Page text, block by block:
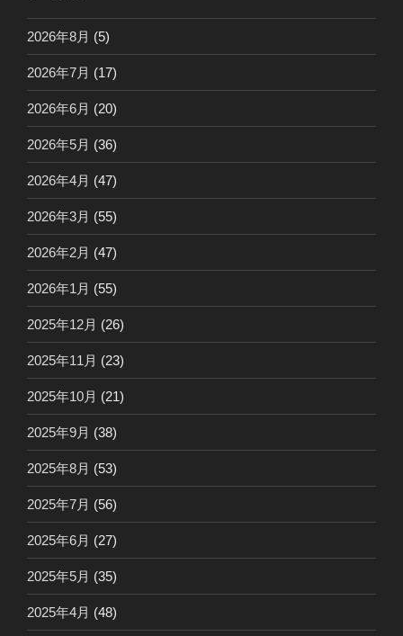
2026年8月 (5)
2026年7月 (17)
2026年6月 (20)
2026年5月 (36)
2026年4月 (47)
2026年3月 (55)
2026年2月 (47)
2026年1月 (55)
2025年12月 (26)
2025年11月 (23)
2025年10月 (21)
2025年9月 (38)
2025年8月 (53)
2025年7月 (56)
2025年6月 (27)
2025年5月 (35)
2025年4月 (48)